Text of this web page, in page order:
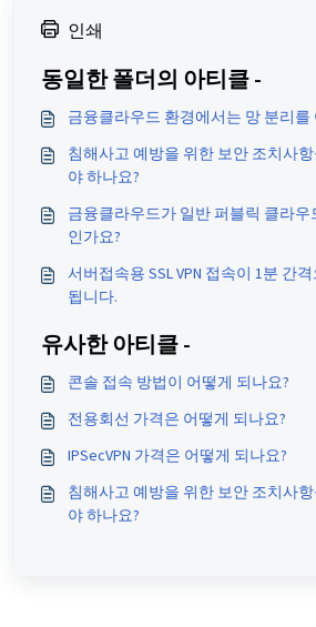
인쇄
동일한 폴더의 아티클 -
금융클라우드 환경에서는 망 분리를
침해사고 예방을 위한 보안 조치사
야 하나요?
금융클라우드가 일반 퍼블릭 클라우
인가요?
서버접속용 SSL VPN 접속이 1분 간
됩니다.
유사한 아티클 -
콘솔 접속 방법이 어떻게 되나요?
전용회선 가격은 어떻게 되나요?
IPSecVPN 가격은 어떻게 되나요?
침해사고 예방을 위한 보안 조치사
야 하나요?